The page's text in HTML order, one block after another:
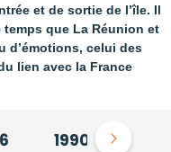
et de sortie de l’île. Il
temps que La Réunion et
d’émotions, celui des
lien avec la France
1990 - 2000